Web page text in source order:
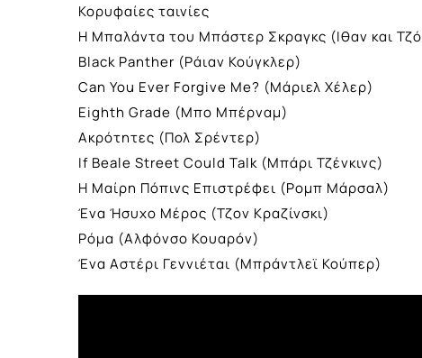
Κορυφαίες ταινίες
H Μπαλάντα του Μπάστερ Σκραγκς (Ιθαν και
Black Panther (Ράιαν Κούγκλερ)
Can You Ever Forgive Me? (Μάριελ Χέλερ)
Eighth Grade (Μπο Μπέρναμ)
Ακρότητες (Πολ Σρέντερ)
If Beale Street Could Talk (Μπάρι Τζένκινς)
Η Μαίρη Πόπινς Επιστρέφει (Ρομπ Μάρσαλ)
Ένα Ήσυχο Μέρος (Τζον Κραζίνσκι)
Ρόμα (Αλφόνσο Κουαρόν)
Ένα Αστέρι Γεννιέται (Μπράντλεϊ Κούπερ)